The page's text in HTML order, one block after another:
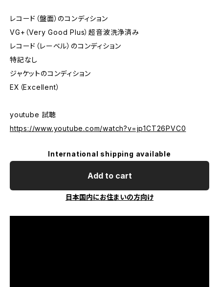
レコード（盤面）のコンディション
VG+（Very Good Plus）超音波洗浄済み
レコード（レーベル）のコンディション
特記なし
ジャケットのコンディション
EX（Excellent）
youtube 試聴
https://www.youtube.com/watch?v=jp1CT26PVC0
International shipping available
Add to cart
日本国内にお住まいの方向け